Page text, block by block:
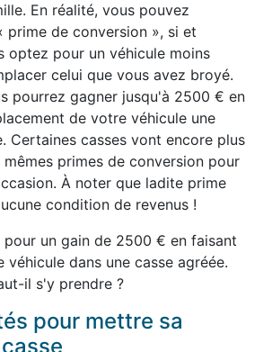
En réalité, vous pouvez
prime de conversion », si et
optez pour un véhicule moins
celui que vous avez broyé.
pourrez gagner jusqu'à 2500 € en
de votre véhicule une
Certaines casses vont encore plus
primes de conversion pour
À noter que ladite prime
condition de revenus !
un gain de 2500 € en faisant
véhicule dans une casse agréée.
il s'y prendre ?
pour mettre sa